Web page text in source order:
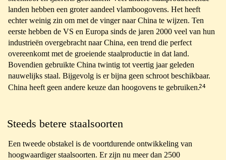
landen hebben een groter aandeel vlamboogovens. Het heeft
echter weinig zin om met de vinger naar China te wijzen. Ten
eerste hebben de VS en Europa sinds de jaren 2000 veel van hun
industrieën overgebracht naar China, een trend die perfect
overeenkomt met de groeiende staalproductie in dat land.
Bovendien gebruikte China twintig tot veertig jaar geleden
nauwelijks staal. Bijgevolg is er bijna geen schroot beschikbaar.
China heeft geen andere keuze dan hoogovens te gebruiken.24
Steeds betere staalsoorten
Een tweede obstakel is de voortdurende ontwikkeling van
hoogwaardiger staalsoorten. Er zijn nu meer dan 2500